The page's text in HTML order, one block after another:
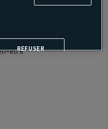
à définir avec le
êtreREFUSER